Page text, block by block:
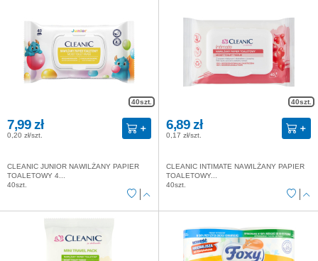
40szt.
7,99 zł
0,20 zł/szt.
CLEANIC JUNIOR NAWILŻANY PAPIER
TOALETOWY 4...
40szt.
40szt.
6,89 zł
0,17 zł/szt.
CLEANIC INTIMATE NAWILŻANY PAPIER
TOALETOWY...
40szt.